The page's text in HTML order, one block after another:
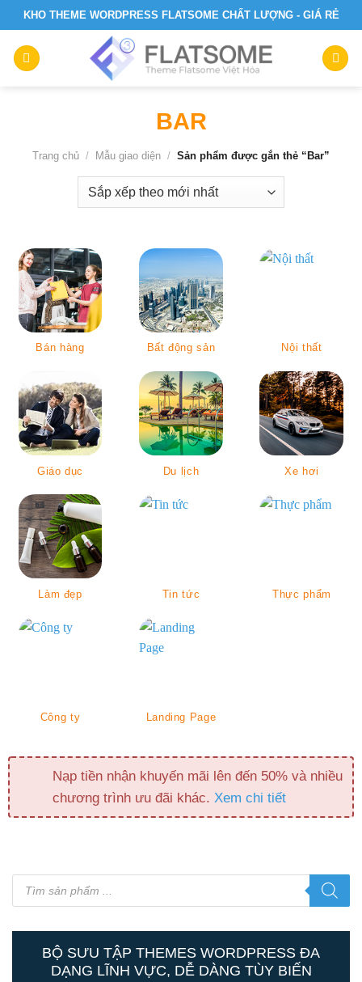
Skip
to
content
KHO THEME WORDPRESS FLATSOME CHẤT LƯỢNG - GIÁ RẺ
BAR
Trang chủ / Mẫu giao diện / Sản phẩm được gắn thẻ “Bar”
Bán hàng Bất động sản Nội thất
Giáo dục Du lịch Xe hơi
Làm đẹp Tin tức Thực phẩm
Công ty Landing Page
Nạp tiền nhận khuyến mãi lên đến 50% và nhiều
chương trình ưu đãi khác. Xem chi tiết
Tìm
kiếm
sản
BỘ SƯU TẬP THEMES WORDPRESS ĐA
DẠNG LĨNH VỰC, DỄ DÀNG TÙY BIẾN